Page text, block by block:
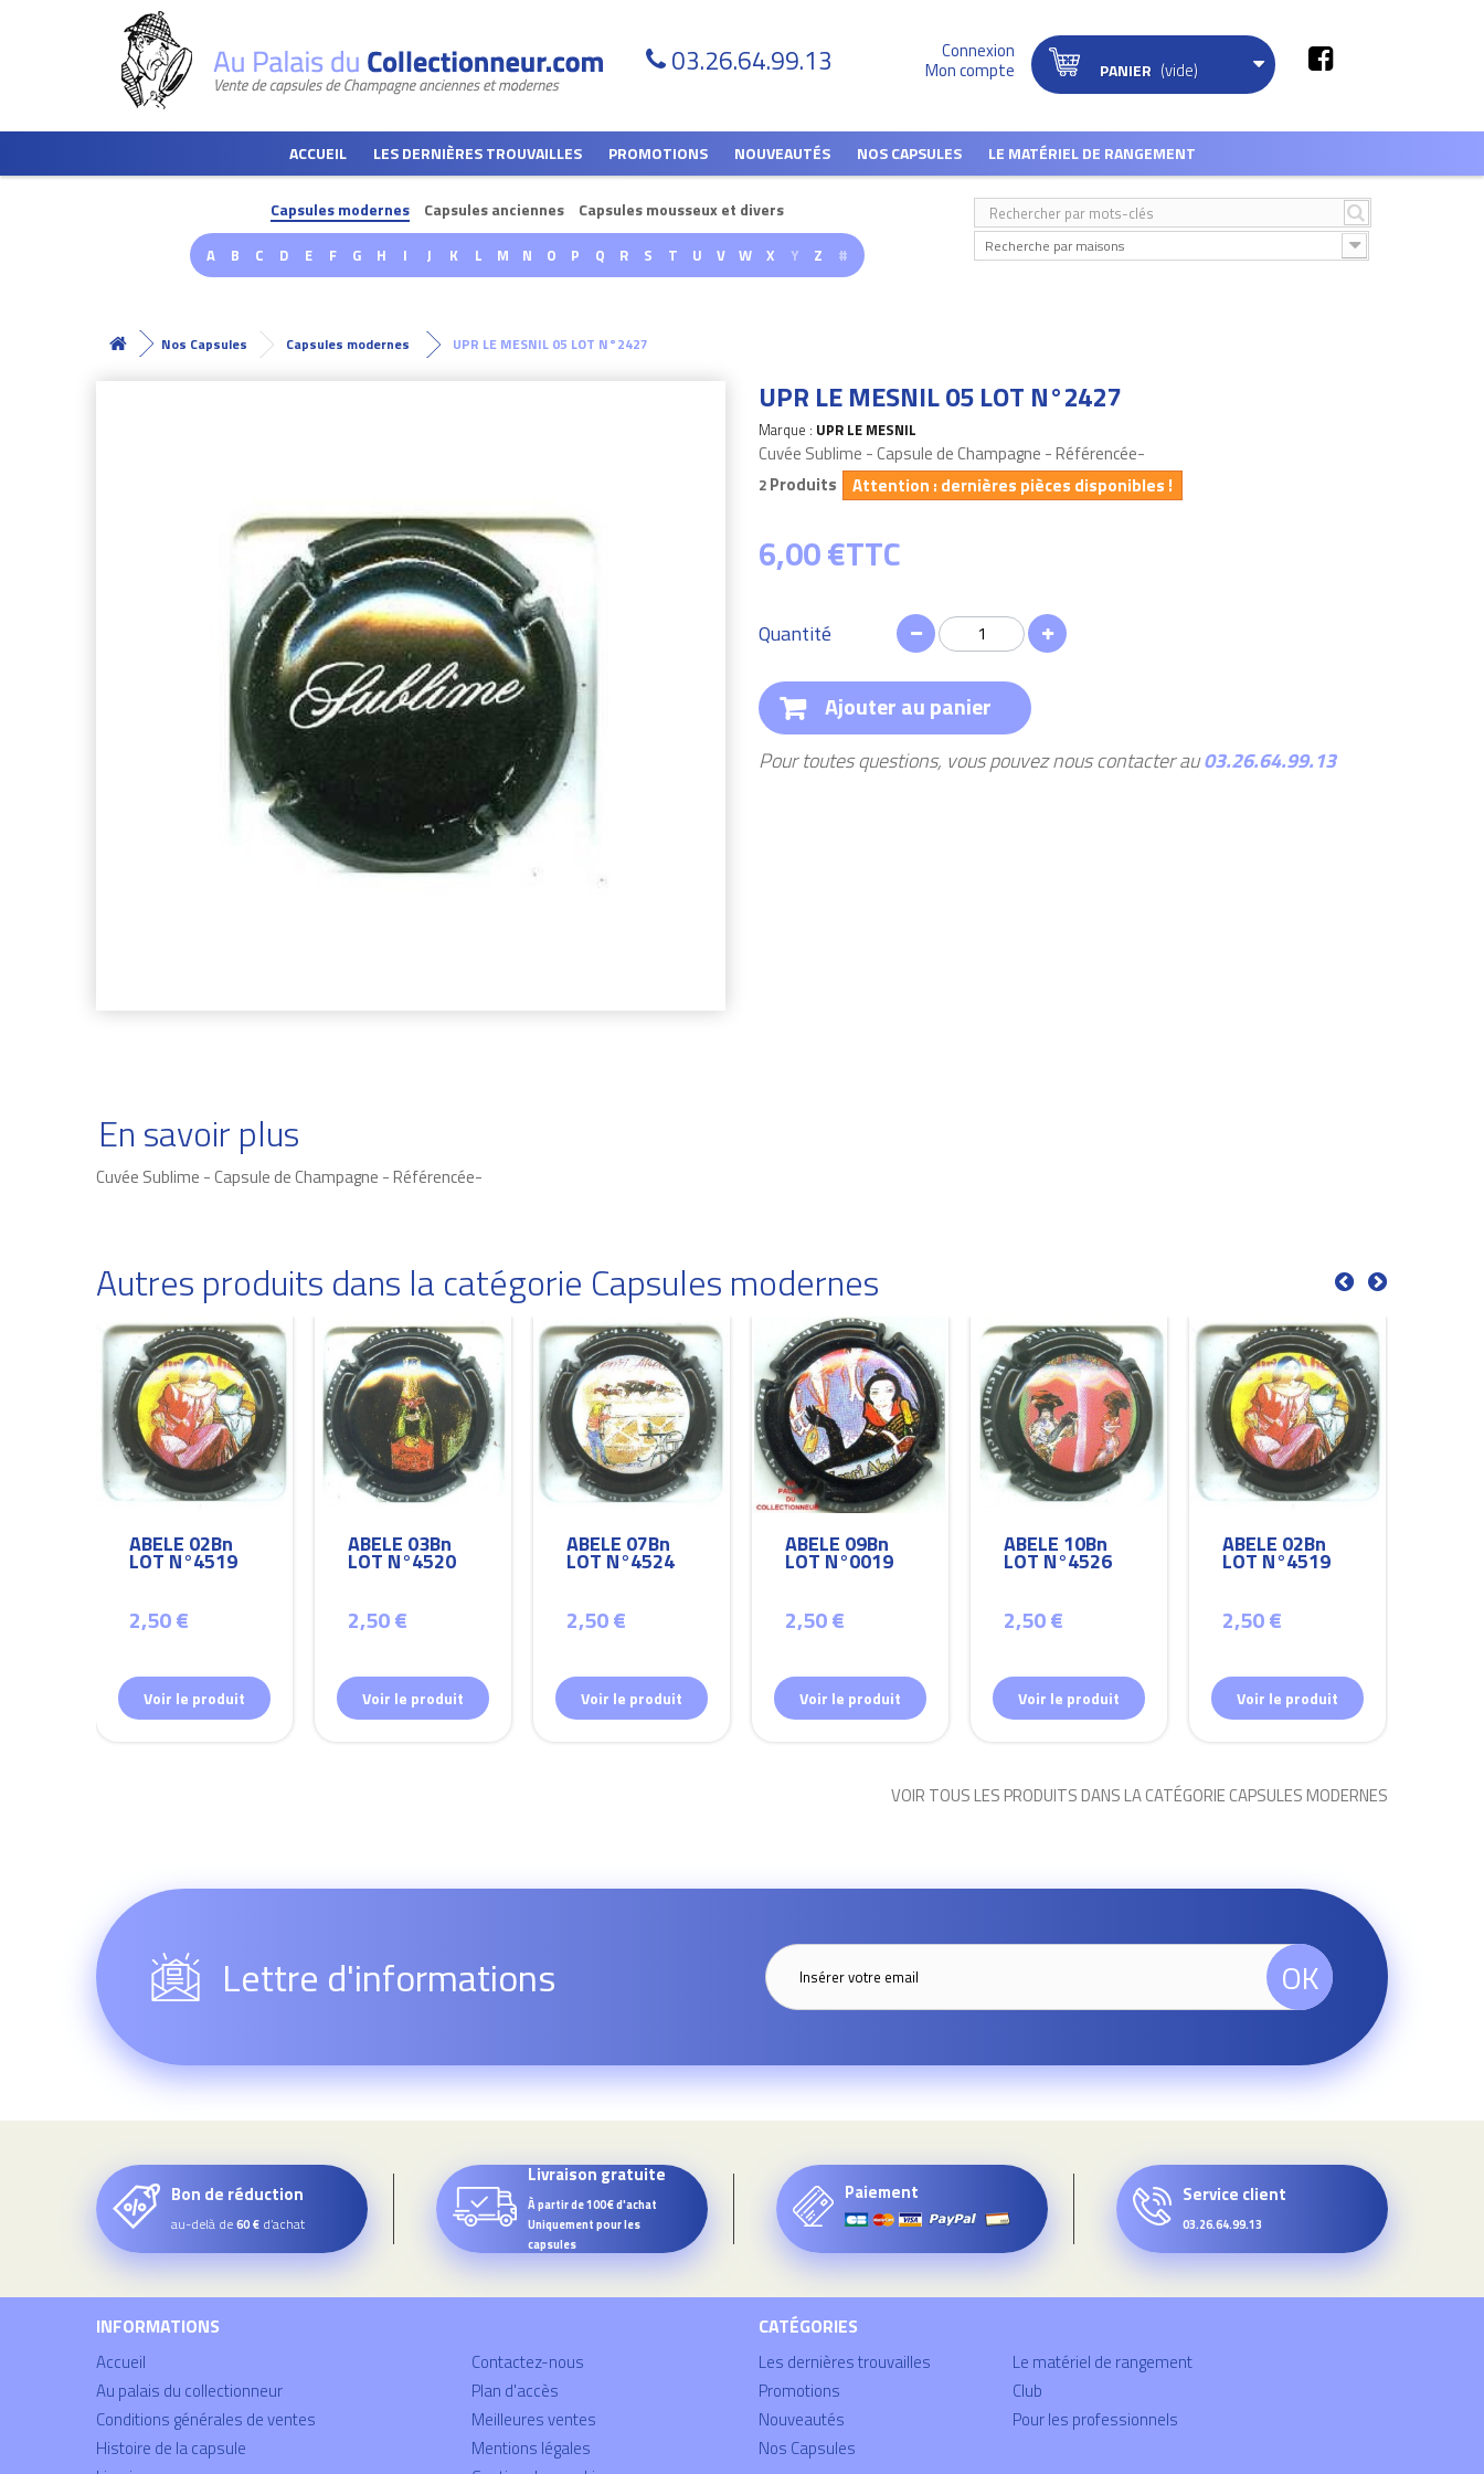
03.26.64.99.13 Connexion
Mon compte PANIER (vide)
ACCUEIL LES DERNIÈRES TROUVAILLES PROMOTIONS NOUVEAUTÉS NOS CAPSULES LE MATÉRIEL DE RANGEMENT
Capsules modernes Capsules anciennes Capsules mousseux et divers
A B C D E F G H I J K L M N O P Q R S T U V W X Y Z # Recherche par maisons
Nos Capsules Capsules modernes UPR LE MESNIL 05 LOT N°2427
UPR LE MESNIL 05 LOT N°2427
Marque : UPR LE MESNIL
Cuvée Sublime - Capsule de Champagne - Référencée-
2 Produits Attention : dernières pièces disponibles !
6,00 €TTC
Quantité
Ajouter au panier
Pour toutes questions, vous pouvez nous contacter au03.26.64.99.13
En savoir plus
Cuvée Sublime - Capsule de Champagne - Référencée-
Autres produits dans la catégorie Capsules modernes
ABELE 02Bn
LOT N°4519
2,50 €
Voir le produit
ABELE 03Bn
LOT N°4520
2,50 €
Voir le produit
ABELE 07Bn
LOT N°4524
2,50 €
Voir le produit
ABELE 09Bn
LOT N°0019
2,50 €
Voir le produit
ABELE 10Bn
LOT N°4526
2,50 €
Voir le produit
ABELE 02Bn
LOT N°4519
2,50 €
Voir le produit
VOIR TOUS LES PRODUITS DANS LA CATÉGORIE CAPSULES MODERNES
Lettre d'informations OK
Bon de réduction
au-delà de60 € d’achat
Livraison gratuite
À partir de 100€ d'achat
Uniquement pour les
capsules
Paiement Service client
03.26.64.99.13
INFORMATIONS
Accueil
Au palais du collectionneur
Conditions générales de ventes
Histoire de la capsule
Contactez-nous
Plan d'accès
Meilleures ventes
Mentions légales
CATÉGORIES
Les dernières trouvailles
Promotions
Nouveautés
Nos Capsules
Le matériel de rangement
Club
Pour les professionnels